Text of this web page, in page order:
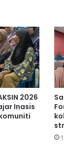
2026
Inasis